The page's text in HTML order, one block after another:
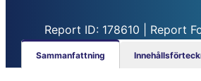
Report ID: 178610 | Report
Sammanfattning